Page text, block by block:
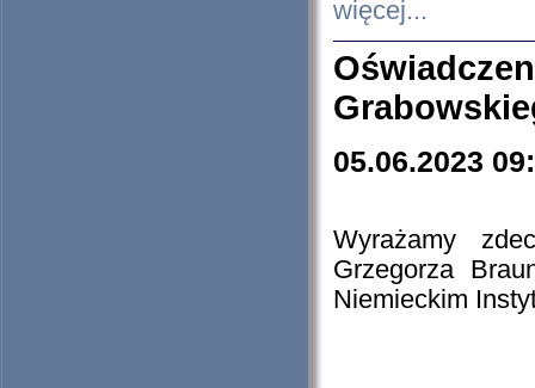
więcej...
05.06.2023
Wyrażamy
Grzegorza
Niemieckim